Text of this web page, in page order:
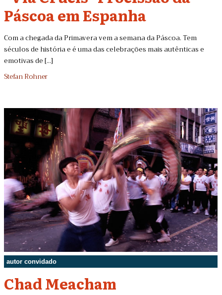
Páscoa em Espanha
Com a chegada da Primavera vem a semana da Páscoa. Tem
séculos de história e é uma das celebrações mais autênticas e
emotivas de [...]
Stefan Rohner
autor convidado
Chad Meacham